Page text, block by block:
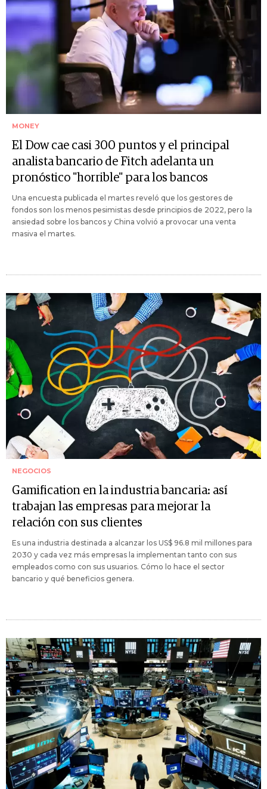
MONEY
El Dow cae casi 300 puntos y el principal
analista bancario de Fitch adelanta un
pronóstico "horrible" para los bancos
Una encuesta publicada el martes reveló que los gestores de
fondos son los menos pesimistas desde principios de 2022, pero la
ansiedad sobre los bancos y China volvió a provocar una venta
masiva el martes.
NEGOCIOS
Gamification en la industria bancaria: así
trabajan las empresas para mejorar la
relación con sus clientes
Es una industria destinada a alcanzar los US$ 96.8 mil millones para
2030 y cada vez más empresas la implementan tanto con sus
empleados como con sus usuarios. Cómo lo hace el sector
bancario y qué beneficios genera.